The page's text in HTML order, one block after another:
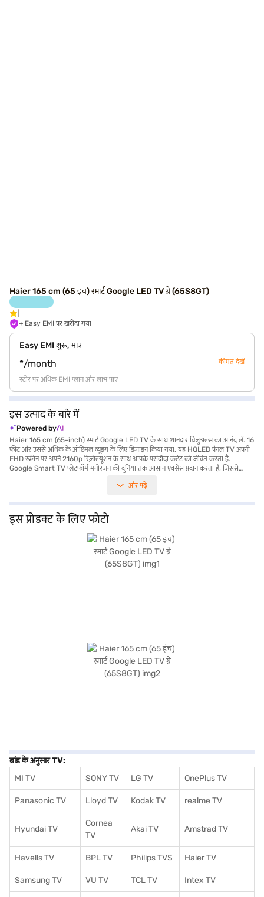
Haier 165 cm (65 इंच) स्मार्ट Google LED TV ग्रे (65S8GT)
+ Easy EMI पर खरीदा गया
Easy EMI शुरू, मात्र
*/month कीमत देखें
स्टोर पर अधिक EMI प्लान और लाभ पाएं
इस उत्पाद के बारे में
Powered by
Haier 165 cm (65-inch) स्मार्ट Google LED TV के साथ शानदार विजुअल्स का आनंद लें. 16
फीट और उससे अधिक के ऑप्टिमल व्यूइंग के लिए डिज़ाइन किया गया, यह HQLED पैनल TV अपनी
FHD स्क्रीन पर अपने 2160p रिज़ोल्यूशन के साथ आपके पसंदीदा कंटेंट को जीवंत करता है.
Google Smart TV प्लेटफॉर्म मनोरंजन की दुनिया तक आसान एक्सेस प्रदान करता है, जिससे
साथ-साथ रिच और क्लियर ऑडियो प्रदान करता है. चार HDMI पोर्ट और दो USB पोर्ट के साथ कई
कमरे में स्टाइलिश बनाती है. 90 W तक की पावर खपत पर संचालित, यह TV ऊर्जा दक्षता के साथ
परफॉर्मेंस को बैलेंस करता है. Haier 65-इंच स्मार्ट Google LED TV शानदार एंटरटेनमेंट
एक्सपीरियंस देता है, जो फिल्म प्रेमियों और गेमर्स के लिए परफेक्ट है. Haier 165 cm (65-inch)
स्मार्ट Google LED TV के बारे में सब कुछ जानें. अपना पसंदीदा वेरिएंट चुनने के बाद, आप बजाज
मॉल पर TV देख सकते हैं और इसे बजाज फाइनेंस पार्टनर स्टोर से खरीद सकते हैं. कुछ चरणों में अपनी
योग्यता चेक करें और बजाज फाइनेंस से आसान ईएमआई का उपयोग करके बिना किसी फाइनेंशियल
और पढ़ें
इस प्रोडक्ट के लिए फोटो
ब्रांड के अनुसार TV:
MI TV
SONY TV LG TV OnePlus TV
Panasonic TV Lloyd TV Kodak TV realme TV
Hyundai TV
Cornea
TV
Akai TV Amstrad TV
Havells TV BPL TV Philips TVS Haier TV
Samsung TV VU TV TCL TV Intex TV